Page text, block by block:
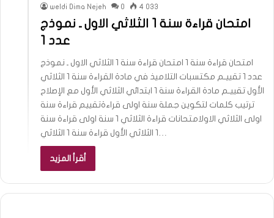
weldi Dima Nejeh 0 4 033
امتحان قراءة سنة 1 الثلاثي الاول ـ نموذج
عدد 1
امتحان قراءة سنة 1 امتحان قراءة سنة 1 الثلاثي الاول ـ نموذج
عدد 1 تقييـم مكتسبات التلاميذ في مادة القراءة سنة 1 الثلاثي
الأول تقييـم مادة القراءة سنة 1 ابتدائي الثلاثي الأول مع الإصلاح
ترتيب كلمات لتكوين جملة سنة اولى قراءةتقييم قراءة سنة
اولى الثلاثي الاولامتحانات قراءة الثلاثي 1 سنة اولى قراءة سنة
أقرأ المزيد